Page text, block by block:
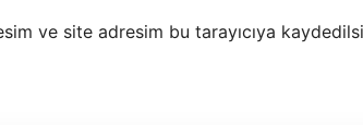
ve site adresim bu tarayıcıya